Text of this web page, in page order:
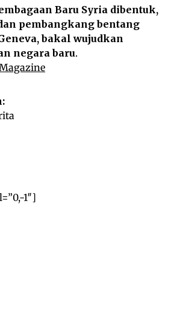
Baru Syria dibentuk,
pembangkang bentang
bakal wujudkan
negara baru.
1″]